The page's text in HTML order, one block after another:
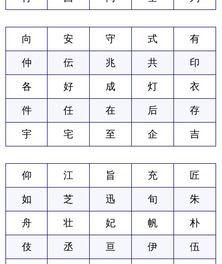
向 安 守 式 有
仲 伝 兆 共 印
各 好 成 灯 衣
件 任 在 后 存
宇 宅 至 企 吉
仰 江 旨 充 匠
如 芝 迅 旬 朱
舟 壮 妃 帆 朴
伎 丞 亘 伊 伍